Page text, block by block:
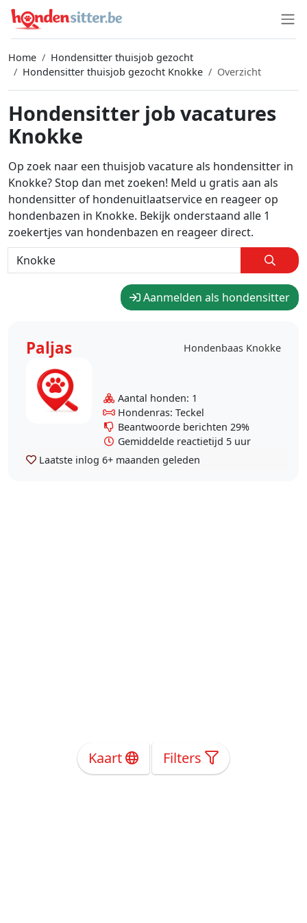
Home
Hondensitter thuisjob gezocht
Hondensitter thuisjob gezocht Knokke
Overzicht
Hondensitter job vacatures
Knokke
Op zoek naar een thuisjob vacature als hondensitter in
Knokke? Stop dan met zoeken! Meld u gratis aan als
hondensitter of hondenuitlaatservice en reageer op
hondenbazen in Knokke. Bekijk onderstaand alle 1
zoekertjes van hondenbazen en reageer direct.
Aanmelden als hondensitter
Paljas Hondenbaas Knokke
Aantal honden: 1
Hondenras: Teckel
Beantwoorde berichten 29%
Gemiddelde reactietijd 5 uur
Laatste inlog 6+ maanden geleden
Kaart Filters